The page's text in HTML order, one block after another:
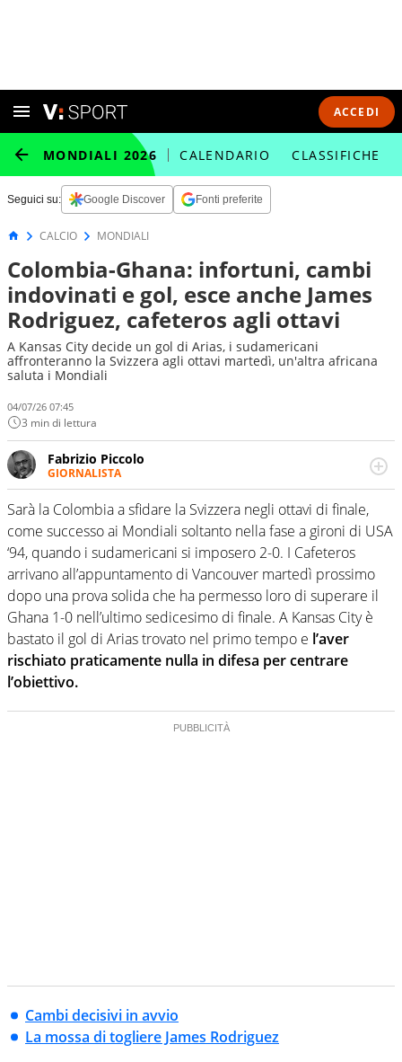
ACCEDI
MONDIALI 2026 CALENDARIO CLASSIFICHE
Seguici su: Google Discover Fonti preferite
CALCIO MONDIALI
Colombia-Ghana: infortuni, cambi
indovinati e gol, esce anche James
Rodriguez, cafeteros agli ottavi
A Kansas City decide un gol di Arias, i sudamericani
affronteranno la Svizzera agli ottavi martedì, un'altra africana
saluta i Mondiali
04/07/26 07:45
3 min di lettura
Fabrizio Piccolo
GIORNALISTA
Nella sua carriera ha seguito numerose manifestazioni
sportive e collaborato con agenzie e testate. Esperienza,
competenza, conoscenza e memoria storica. Si occupa
prevalentemente di calcio
Sarà la Colombia a sfidare la Svizzera negli ottavi di finale,
come successo ai Mondiali soltanto nella fase a gironi di USA
‘94, quando i sudamericani si imposero 2-0. I Cafeteros
arrivano all’appuntamento di Vancouver martedì prossimo
dopo una prova solida che ha permesso loro di superare il
Ghana 1-0 nell’ultimo sedicesimo di finale. A Kansas City è
bastato il gol di Arias trovato nel primo tempo e l’aver
rischiato praticamente nulla in difesa per centrare
l’obiettivo.
Cambi decisivi in avvio
La mossa di togliere James Rodriguez